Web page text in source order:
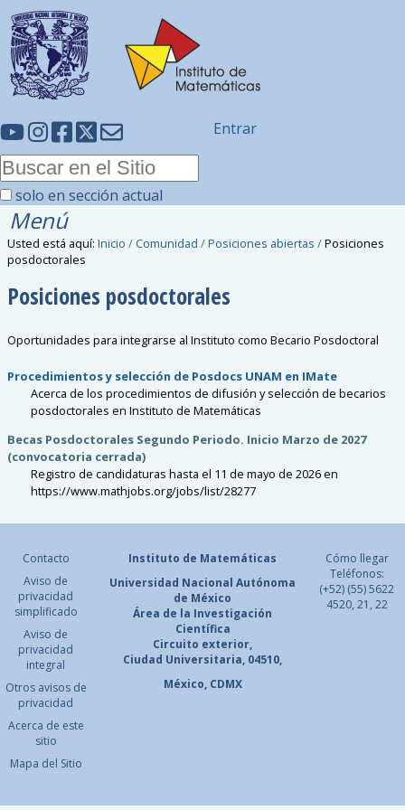
solo en sección actual
Entrar
Menú
Usted está aquí: Inicio / Comunidad /Posiciones abiertas /Posiciones
posdoctorales
Posiciones posdoctorales
Oportunidades para integrarse al Instituto como Becario Posdoctoral
Procedimientos y selección de Posdocs UNAM en IMate
Acerca de los procedimientos de difusión y selección de becarios
posdoctorales en Instituto de Matemáticas
Becas Posdoctorales Segundo Periodo. Inicio Marzo de 2027
(convocatoria cerrada)
Registro de candidaturas hasta el 11 de mayo de 2026 en
https://www.mathjobs.org/jobs/list/28277
Contacto
Aviso de
privacidad
simplificado
Aviso de
privacidad
integral
Otros avisos de
privacidad
Acerca de este
sitio
Mapa del Sitio
Instituto de Matemáticas
Universidad Nacional Autónoma
de México
Área de la Investigación
Científica
Circuito exterior,
Ciudad Universitaria, 04510,
México, CDMX
Cómo llegar
Teléfonos:
(+52) (55) 5622
4520, 21, 22